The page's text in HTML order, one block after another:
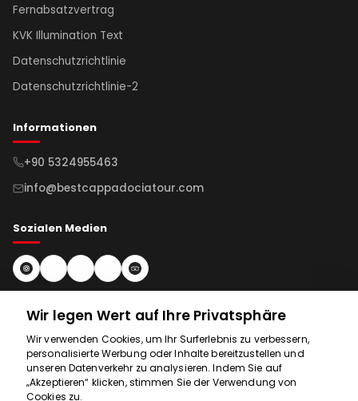
Fernabsatzvertrag
KVK Illumination Text
Datenschutzrichtlinie
Datenschutzrichtlinie-2
Informationen
+90 5324955463
info@bestcappadociatour.com
Sozialen Medien
Newsletter abonnieren
Abonnieren
Wir legen Wert auf Ihre Privatsphäre
Wir verwenden Cookies, um Ihr Surferlebnis zu verbessern,
personalisierte Werbung oder Inhalte bereitzustellen und
unseren Datenverkehr zu analysieren. Indem Sie auf
„Akzeptieren“ klicken, stimmen Sie der Verwendung von
Cookies zu.